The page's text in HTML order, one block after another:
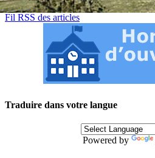
Fil RSS des articles
Traduire dans votre langue
Powered by